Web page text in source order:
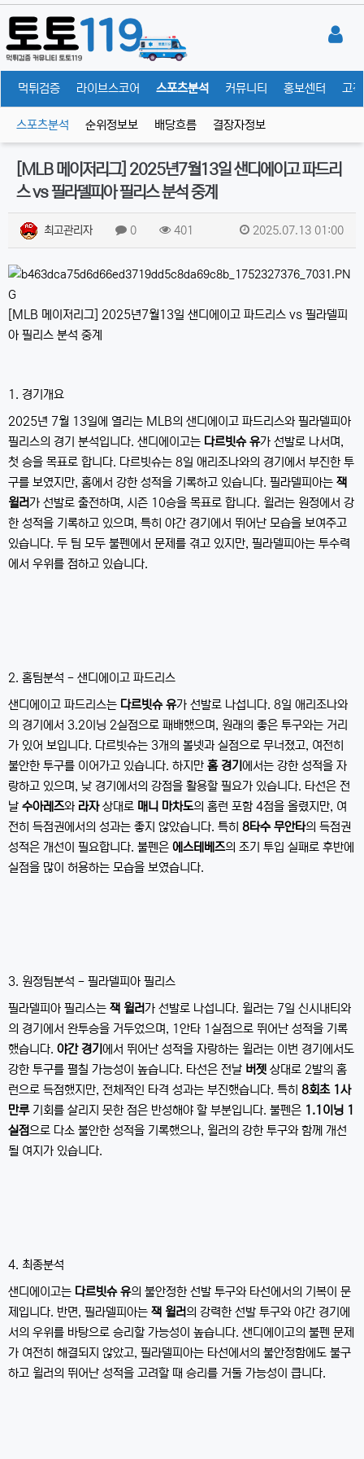
먹튀검증 라이브스코어 스포츠분석 커뮤니티 홍보센터 고
스포츠분석 순위정보보 배당흐름 결장자정보
[MLB 메이저리그] 2025년7월13일 샌디에이고 파드리
스 vs 필라델피아 필리스 분석 중계
최고관리자 0 401 2025.07.13 01:00
[MLB 메이저리그] 2025년7월13일 샌디에이고 파드리스 vs 필라델피
아 필리스 분석 중계
1. 경기개요
2025년 7월 13일에 열리는 MLB의 샌디에이고 파드리스와 필라델피아
필리스의 경기 분석입니다. 샌디에이고는 다르빗슈 유가 선발로 나서며,
첫 승을 목표로 합니다. 다르빗슈는 8일 애리조나와의 경기에서 부진한 투
구를 보였지만, 홈에서 강한 성적을 기록하고 있습니다. 필라델피아는 잭
윌러가 선발로 출전하며, 시즌 10승을 목표로 합니다. 윌러는 원정에서 강
한 성적을 기록하고 있으며, 특히 야간 경기에서 뛰어난 모습을 보여주고
있습니다. 두 팀 모두 불펜에서 문제를 겪고 있지만, 필라델피아는 투수력
에서 우위를 점하고 있습니다.
2. 홈팀분석 - 샌디에이고 파드리스
샌디에이고 파드리스는 다르빗슈 유가 선발로 나섭니다. 8일 애리조나와
의 경기에서 3.2이닝 2실점으로 패배했으며, 원래의 좋은 투구와는 거리
가 있어 보입니다. 다르빗슈는 3개의 볼넷과 실점으로 무너졌고, 여전히
불안한 투구를 이어가고 있습니다. 하지만 홈 경기 에서는 강한 성적을 자
랑하고 있으며, 낮 경기에서의 강점을 활용할 필요가 있습니다. 타선은 전
날 수아레즈와 라자상대로 매니 마차도의 홈런 포함 4점을 올렸지만, 여
전히 득점권에서의 성과는 좋지 않았습니다. 특히 8타수 무안타의 득점권
성적은 개선이 필요합니다. 불펜은 에스테베즈의 조기 투입 실패로 후반에
실점을 많이 허용하는 모습을 보였습니다.
3. 원정팀분석 - 필라델피아 필리스
필라델피아 필리스는 잭 윌러가 선발로 나섭니다. 윌러는 7일 신시내티와
의 경기에서 완투승을 거두었으며, 1안타 1실점으로 뛰어난 성적을 기록
했습니다. 야간 경기 에서 뛰어난 성적을 자랑하는 윌러는 이번 경기에서도
강한 투구를 펼칠 가능성이 높습니다. 타선은 전날 버젯 상대로 2발의 홈
런으로 득점했지만, 전체적인 타격 성과는 부진했습니다. 특히 8회초 1사
만루기회를 살리지 못한 점은 반성해야 할 부분입니다. 불펜은 1.1이닝 1
실점으로 다소 불안한 성적을 기록했으나, 윌러의 강한 투구와 함께 개선
될 여지가 있습니다.
4. 최종분석
샌디에이고는 다르빗슈 유의 불안정한 선발 투구와 타선에서의 기복이 문
제입니다. 반면, 필라델피아는 잭 윌러의 강력한 선발 투구와 야간 경기에
서의 우위를 바탕으로 승리할 가능성이 높습니다. 샌디에이고의 불펜 문제
가 여전히 해결되지 않았고, 필라델피아는 타선에서의 불안정함에도 불구
하고 윌러의 뛰어난 성적을 고려할 때 승리를 거둘 가능성이 큽니다.